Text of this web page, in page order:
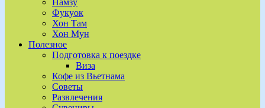
Намзу
Фукуок
Хон Там
Хон Мун
Полезное
Подготовка к поездке
Виза
Кофе из Вьетнама
Советы
Развлечения